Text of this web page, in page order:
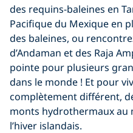
des requins-baleines en
Pacifique du Mexique en
des baleines, ou
d’Andaman et des Raja
pointe pour plusieurs
dans le monde ! Et pour
complètement différent,
monts hydrothermaux au
l’hiver islandais.